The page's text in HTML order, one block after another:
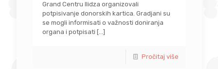
Grand Centru Ilidza organizovali
potpisivanje donorskih kartica. Gradjani su
se mogli informisati o važnosti doniranja
organa i potpisati […]
Pročitaj više